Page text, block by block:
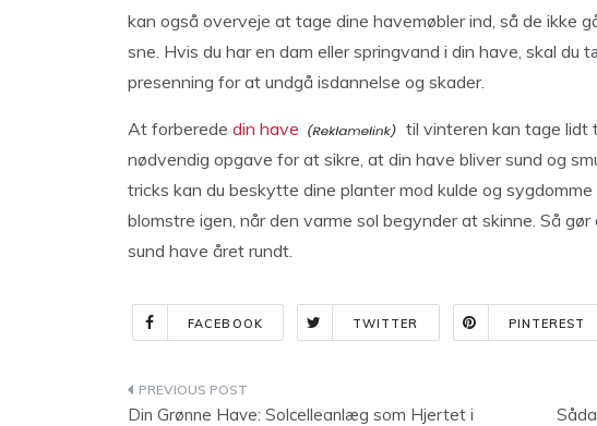
kan også overveje at tage dine havemøbler ind, så de ikke
sne. Hvis du har en dam eller springvand i din have, skal
presenning for at undgå isdannelse og skader.
At forberede din have
til vinteren kan tage lidt
nødvendig opgave for at sikre, at din have bliver sund og
tricks kan du beskytte dine planter mod kulde og
blomstre igen, når den varme sol begynder at skinne. Så
sund have året rundt.
FACEBOOK TWITTER PINTEREST
Indlægsnavigation
Din Grønne Have: Solcelleanlæg som Hjertet i